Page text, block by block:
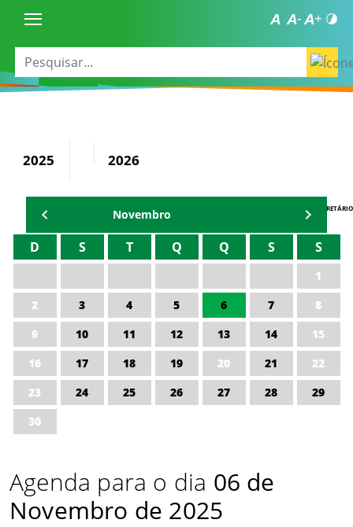
2025 2026
AGENDA DO SECRETÁRIO
Novembro
D S T Q Q S S
1
2
3 4 5 6 7
8
9
10 11 12 13 14
15
16
17 18 19 20 21
22
23
24 25 26 27 28
29
30
Agenda para o dia 06 de
Novembro de 2025